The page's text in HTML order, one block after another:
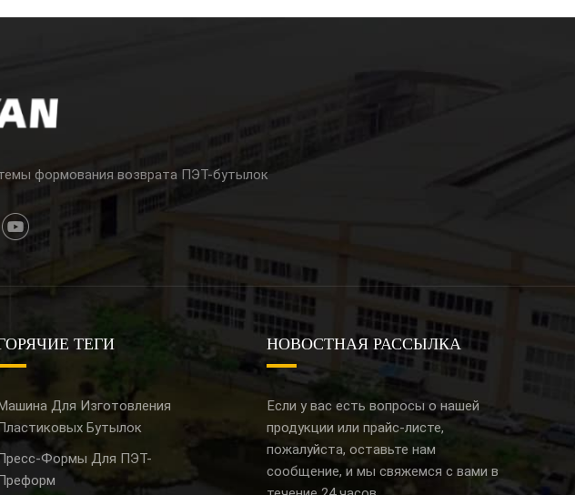
формования возврата ПЭТ-бутылок
ТЕГИ
Для Изготовления
Бутылок
Формы Для ПЭТ-
НОВОСТНАЯ РАССЫЛКА
Если у вас есть вопросы о нашей
продукции или прайс-листе,
пожалуйста, оставьте нам
сообщение, и мы свяжемся с вами в